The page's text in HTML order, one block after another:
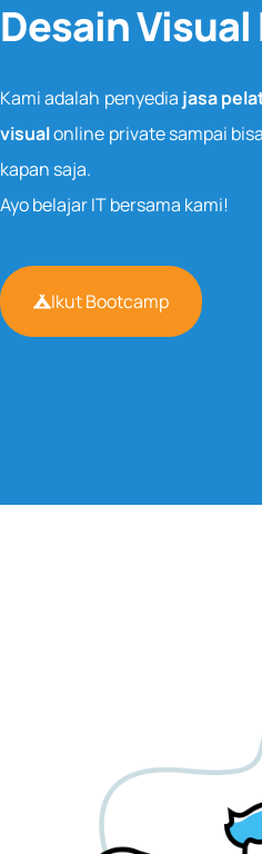
Desain
Kami adalah penyedia jasa
visualonline private sampai
kapan saja.
Ayo belajar IT bersama kami!
Ikut Bootcamp